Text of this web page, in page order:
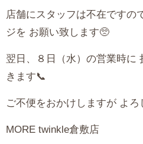
店舗にスタッフは不在ですの
ジを お願い致します🥺
翌日、８日（水）の営業時に
きます📞
ご不便をおかけしますが よろ
MORE twinkle倉敷店